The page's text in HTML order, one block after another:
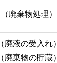
（廃棄物処理）
（廃液の受入れ）
（廃棄物の貯蔵）